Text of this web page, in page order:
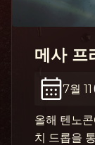
메사 프
7월 11
올해 텐노
치 드롭을